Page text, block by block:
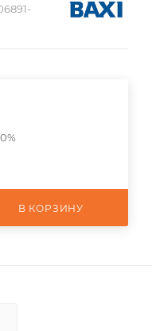
В КОРЗИНУ